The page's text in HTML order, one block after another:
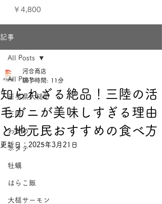
価格
￥4,800
記事
All Posts
岩手県大槌町
三陸
わかめ
ホタテ
牡蠣
はらこ飯
大槌サーモン
All Posts
知られざる絶品！三陸の活
毛ガニが美味しすぎる理由
と地元民おすすめの食べ方
河合商店
読了時間: 11分
更新日： 2025年3月21日